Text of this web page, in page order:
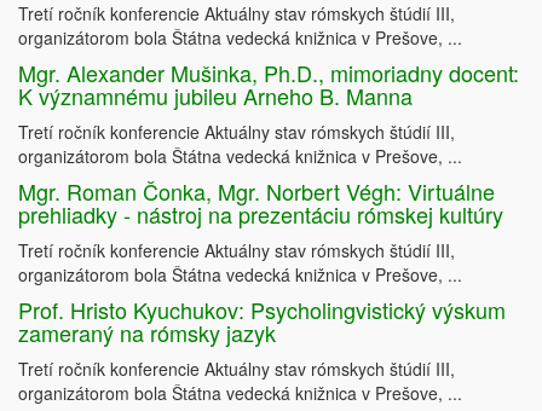
Tretí ročník konferencie Aktuálny stav rómskych štúdií III,
organizátorom bola Štátna vedecká knižnica v Prešove, ...
Mgr. Alexander Mušinka, Ph.D., mimoriadny docent:
K významnému jubileu Arneho B. Manna
Tretí ročník konferencie Aktuálny stav rómskych štúdií III,
organizátorom bola Štátna vedecká knižnica v Prešove, ...
Mgr. Roman Čonka, Mgr. Norbert Végh: Virtuálne
prehliadky - nástroj na prezentáciu rómskej kultúry
Tretí ročník konferencie Aktuálny stav rómskych štúdií III,
organizátorom bola Štátna vedecká knižnica v Prešove, ...
Prof. Hristo Kyuchukov: Psycholingvistický výskum
zameraný na rómsky jazyk
Tretí ročník konferencie Aktuálny stav rómskych štúdií III,
organizátorom bola Štátna vedecká knižnica v Prešove, ...